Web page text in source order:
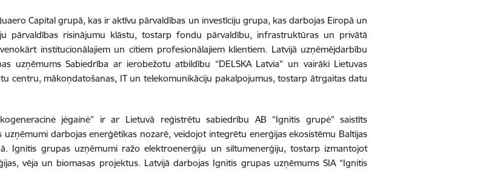
Capital grupā, kas ir aktīvu pārvaldības un investīciju grupa, kas darbojas Eiropā un
pārvaldības risinājumu klāstu, tostarp fondu pārvaldību, infrastruktūras un privātā
institucionālajiem un citiem profesionālajiem klientiem. Latvijā uzņēmējdarbību
uzņēmums Sabiedrība ar ierobežotu atbildību “DELSKA Latvia” un vairāki Lietuvas
centru, mākoņdatošanas, IT un telekomunikāciju pakalpojumus, tostarp ātrgaitas datu
jėgainė” ir ar Lietuvā reģistrētu sabiedrību AB “Ignitis grupė” saistīts
darbojas enerģētikas nozarē, veidojot integrētu enerģijas ekosistēmu Baltijas
Ignitis grupas uzņēmumi ražo elektroenerģiju un siltumenerģiju, tostarp izmantojot
vēja un biomasas projektus. Latvijā darbojas Ignitis grupas uzņēmums SIA “Ignitis